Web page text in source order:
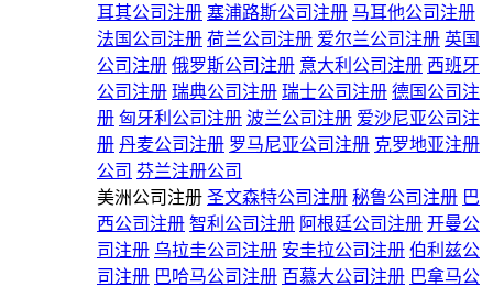
耳其公司注册 塞浦路斯公司注册 马耳他公司注册
法国公司注册 荷兰公司注册 爱尔兰公司注册 英国
公司注册 俄罗斯公司注册 意大利公司注册 西班牙
公司注册 瑞典公司注册 瑞士公司注册 德国公司注
册 匈牙利公司注册 波兰公司注册 爱沙尼亚公司注
册 丹麦公司注册 罗马尼亚公司注册 克罗地亚注册
公司 芬兰注册公司
美洲公司注册 圣文森特公司注册 秘鲁公司注册 巴
西公司注册 智利公司注册 阿根廷公司注册 开曼公
司注册 乌拉圭公司注册 安圭拉公司注册 伯利兹公
司注册 巴哈马公司注册 百慕大公司注册 巴拿马公